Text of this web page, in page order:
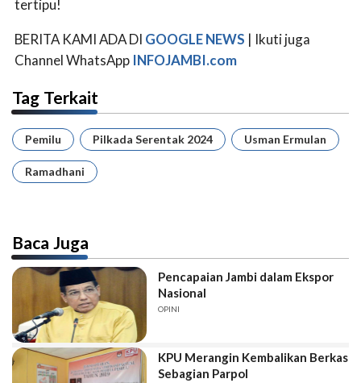
tertipu!
BERITA KAMI ADA DI GOOGLE NEWS | Ikuti juga
Channel WhatsApp INFOJAMBI.com
Tag Terkait
Pemilu Pilkada Serentak 2024 Usman Ermulan
Ramadhani
Baca Juga
Pencapaian Jambi dalam Ekspor
Nasional
OPINI
KPU Merangin Kembalikan Berkas
Sebagian Parpol